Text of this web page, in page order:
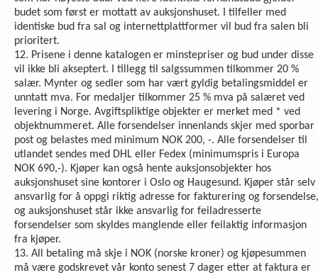
budet som først er mottatt av auksjonshuset. I tilfeller med
identiske bud fra sal og internettplattformer vil bud fra salen bli
prioritert.
12. Prisene i denne katalogen er minstepriser og bud under disse
vil ikke bli akseptert. I tillegg til salgssummen tilkommer 20 %
salær. Mynter og sedler som har vært gyldig betalingsmiddel er
unntatt mva. For medaljer tilkommer 25 % mva på salæret ved
levering i Norge. Avgiftspliktige objekter er merket med * ved
objektnummeret. Alle forsendelser innenlands skjer med sporbar
post og belastes med minimum NOK 200, -. Alle forsendelser til
utlandet sendes med DHL eller Fedex (minimumspris i Europa
NOK 690,-). Kjøper kan også hente auksjonsobjekter hos
auksjonshuset sine kontorer i Oslo og Haugesund. Kjøper står selv
ansvarlig for å oppgi riktig adresse for fakturering og forsendelse,
og auksjonshuset står ikke ansvarlig for feiladresserte
forsendelser som skyldes manglende eller feilaktig informasjon
fra kjøper.
13. All betaling må skje i NOK (norske kroner) og kjøpesummen
må være godskrevet vår konto senest 7 dager etter at faktura er